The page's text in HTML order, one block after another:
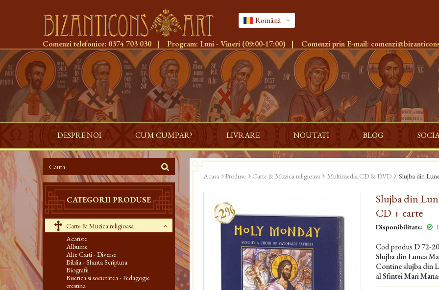
Română
Comenzi telefonice: 0374 703 030 | Program: Luni - Vineri (09:00-17:00) | Comenzi prin E-mail:
DESPRE NOI CUM CUMPAR? LIVRARE NOUTATI BLOG
CATEGORII PRODUSE
Carte & Muzica religioasa
Acatiste
Albume
Alte Carti - Diverse
Biblia - Sfanta Scriptura
Biografii
Biserica si societatea - Pedagogie
crestina
Acasa Produse Carte & Muzica religioasa Multimedia CD & DVD Slujba din
-2%
Slujba din
CD + carte
Disponibilitate:
Cod produsD 72-
Slujba din Lunea
Contine slujba din
al Sfintei Mari